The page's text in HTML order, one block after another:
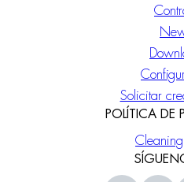
Solicitar
POLÍTICA DE